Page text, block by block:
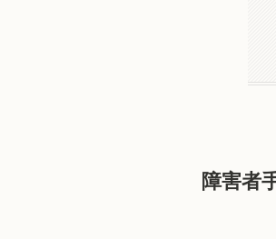
障害者